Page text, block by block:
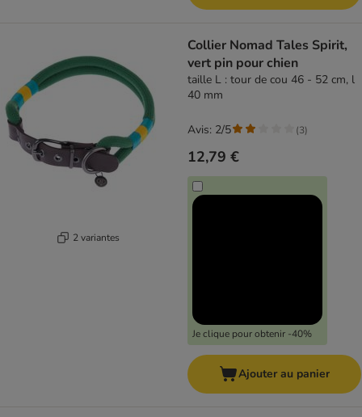
2 variantes
Collier Nomad Tales Spirit,
vert pin pour chien
taille L : tour de cou 46 - 52 cm, l
40 mm
12,79 €
Je clique pour obtenir -40%
Avis: 2/5 (3)
Ajouter au panier